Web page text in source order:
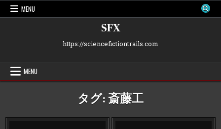
Skip
MENU
SFX
https://sciencefictiontrails.com
MENU
タグ:斎藤工